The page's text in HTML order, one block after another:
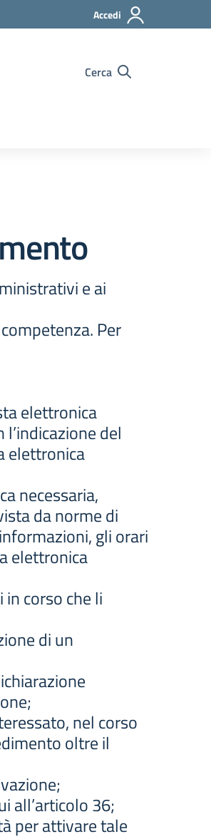
Accedi
Cerca
e ai
Per
elettronica
del
elettronica
necessaria,
da norme di
gli orari
elettronica
corso che li
di un
nel corso
oltre il
all’articolo 36;
per attivare tale